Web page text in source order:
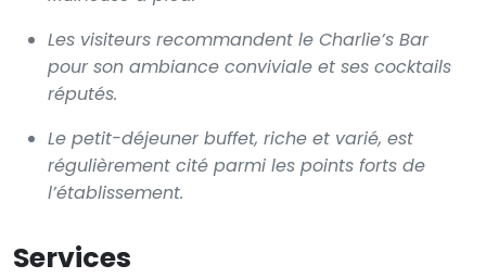
Les visiteurs recommandent le Charlie’s Bar
pour son ambiance conviviale et ses cocktails
réputés.
Le petit-déjeuner buffet, riche et varié, est
régulièrement cité parmi les points forts de
l’établissement.
Services